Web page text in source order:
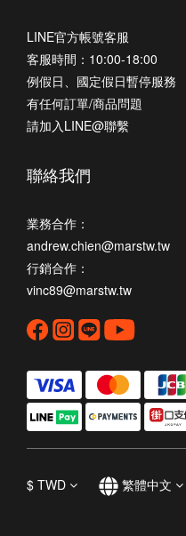
LINE官方帳號客服
客服時間：10:00-18:00
例假日、國定假日暫停服務
有任何訂單/商品問題
請加入LINE@聯繫
聯絡我們
業務合作：
andrew.chien@marstw.tw
行銷合作：
vinc89@marstw.tw
$ TWD 繁體中文